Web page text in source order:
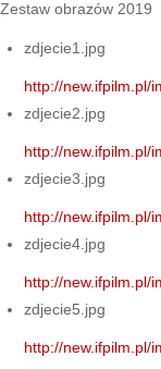
Zestaw obrazów 2019
zdjecie1.jpg
http://new.ifpilm.pl/
zdjecie2.jpg
http://new.ifpilm.pl/
zdjecie3.jpg
http://new.ifpilm.pl/
zdjecie4.jpg
http://new.ifpilm.pl/
zdjecie5.jpg
http://new.ifpilm.pl/